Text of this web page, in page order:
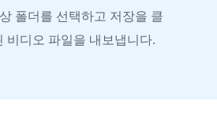
폴더를 선택하고 저장을 클
비디오 파일을 내보냅니다.